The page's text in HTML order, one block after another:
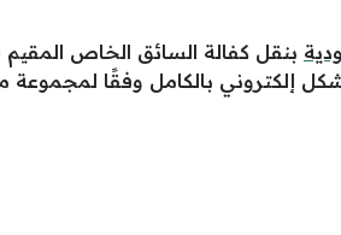
بنقل كفالة السائق الخاص
إلكتروني بالكامل وفقًا